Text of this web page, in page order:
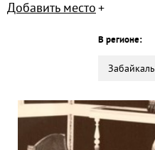
Добавить место
В регионе: